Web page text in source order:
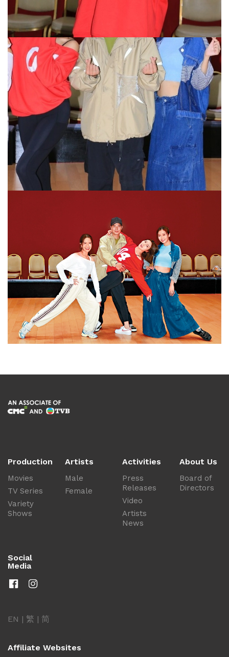
Production
Movies
TV Series
Variety
Shows
Artists
Male
Female
Activities
Press
Releases
Video
Artists
News
About Us
Board of
Directors
Social
Media
EN | 繁 | 简
Affiliate Websites